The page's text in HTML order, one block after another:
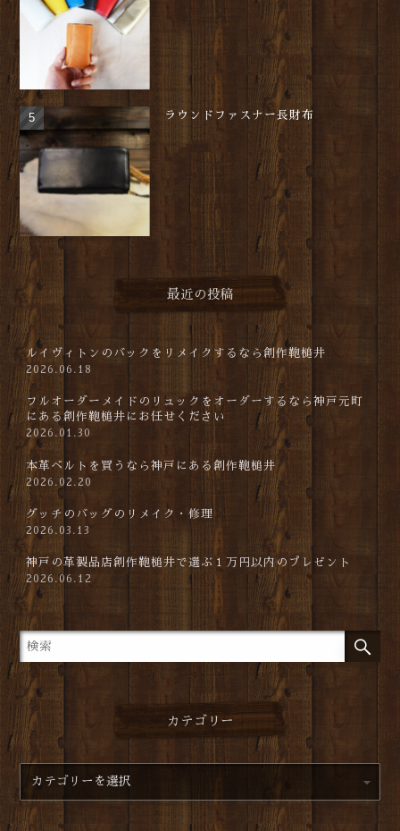
ラウンドファスナー長財布
最近の投稿
ルイヴィトンのバックをリメイクするなら創作鞄槌井
2026.06.18
フルオーダーメイドのリュックをオーダーするなら神戸元町
にある創作鞄槌井にお任せください
2026.01.30
本革ベルトを買うなら神戸にある創作鞄槌井
2026.02.20
グッチのバッグのリメイク・修理
2026.03.13
神戸の革製品店創作鞄槌井で選ぶ１万円以内のプレゼント
2026.06.12
カテゴリー